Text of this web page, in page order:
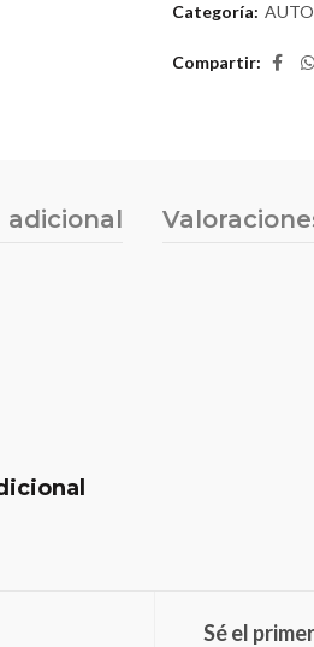
Categoría:
Compartir
adicional
Sé el